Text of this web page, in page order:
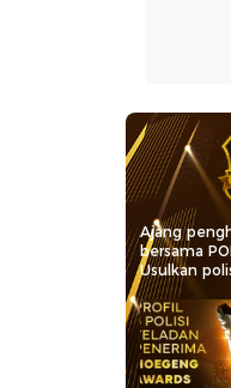
Ajang
bersama
Usulkan